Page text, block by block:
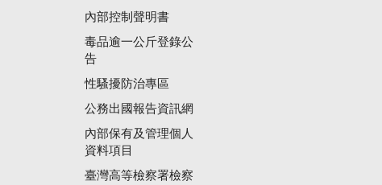
內部控制聲明書
毒品逾一公斤登錄公
告
性騷擾防治專區
公務出國報告資訊網
內部保有及管理個人
資料項目
臺灣高等檢察署檢察